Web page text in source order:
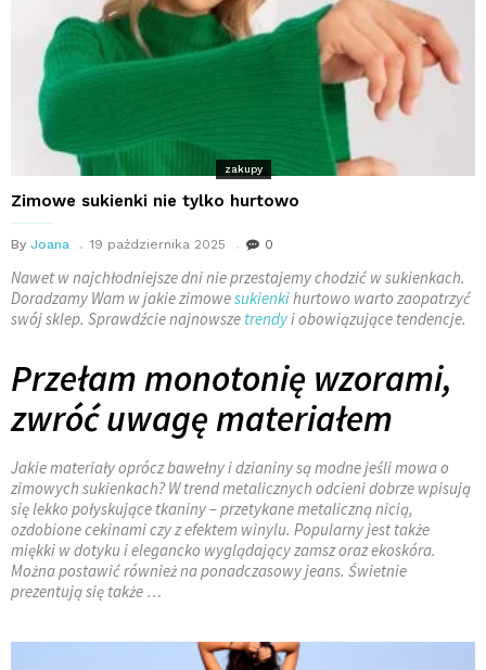
zakupy
Zimowe sukienki nie tylko hurtowo
By Joana 19 października 2025 0
Nawet w najchłodniejsze dni nie przestajemy chodzić w sukienkach.
Doradzamy Wam w jakie zimowesukienkihurtowo warto zaopatrzyć
swój sklep. Sprawdźcie najnowsze trendyi obowiązujące tendencje.
Przełam monotonię wzorami,
zwróć uwagę materiałem
Jakie materiały oprócz bawełny i dzianiny są modne jeśli mowa o
zimowych sukienkach? W trend metalicznych odcieni dobrze wpisują
się lekko połyskujące tkaniny – przetykane metaliczną nicią,
ozdobione cekinami czy z efektem winylu. Popularny jest także
miękki w dotyku i elegancko wyglądający zamsz oraz ekoskóra.
Można postawić również na ponadczasowy jeans. Świetnie
prezentują się także …